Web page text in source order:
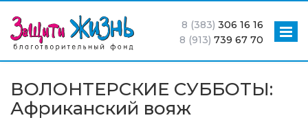
8 (383) 306 16 16
8 (913) 739 67 70
ВОЛОНТЕРСКИЕ СУББОТЫ:
Африканский вояж